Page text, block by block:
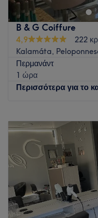
B & G Coiffure
4,9
222
Kalamáta,
Περμανάντ
1 ώρα
Περισσότερα για το
Τρίτη
Τετάρτη
Πέμπτη
Παρασκευή
Σάββατο
Κυριακή
Το B & G Coiffure στην